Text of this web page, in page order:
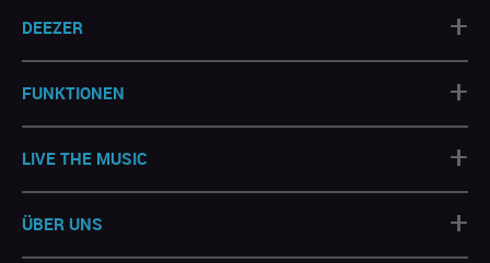
DEEZER +
FUNKTIONEN +
LIVE THE MUSIC +
ÜBER UNS +